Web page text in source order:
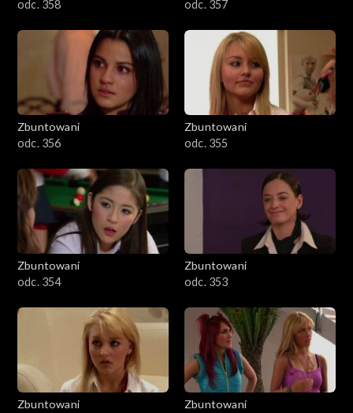
odc. 358 odc. 357
Zbuntowani
odc. 356
Zbuntowani
odc. 355
Zbuntowani
odc. 354
Zbuntowani
odc. 353
Zbuntowani
Zbuntowani